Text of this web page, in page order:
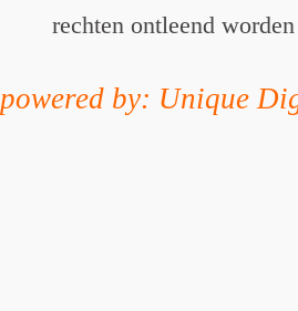
rechten ontleend worden
powered by: Unique